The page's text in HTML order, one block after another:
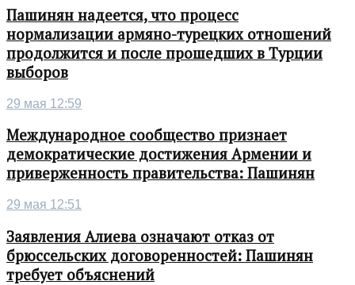
Пашинян надеется, что процесс
нормализации армяно-турецких отношений
продолжится и после прошедших в Турции
выборов
29 мая 12:59
Международное сообщество признает
демократические достижения Армении и
приверженность правительства: Пашинян
29 мая 12:51
Заявления Алиева означают отказ от
брюссельских договоренностей: Пашинян
требует объяснений